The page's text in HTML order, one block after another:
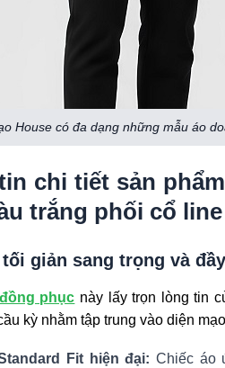
House có đa dạng những mẫu áo
chi tiết sản
trắng phối cổ
tối giản sang trọng và
phục này lấy trọn lòng tin
kỳ nhằm tập trung vào diện
Fit hiện đại: Chiếc áo